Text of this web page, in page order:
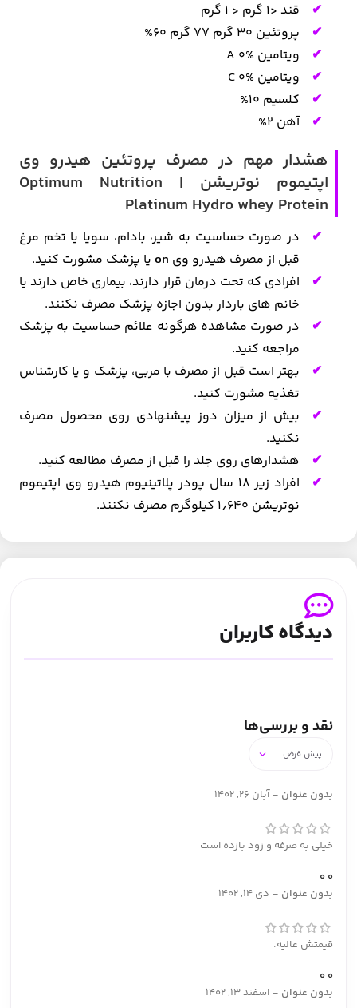
قند <1 گرم < 1 گرم
پروتئین 30 گرم 77 گرم 60%
ویتامین A 0%
ویتامین C 0%
کلسیم 10%
آهن 2%
هشدار مهم در مصرف پروتئین هیدرو وی
اپتیموم نوتریشن | Optimum Nutrition
Platinum Hydro whey Protein
در صورت حساسیت به شیر، بادام، سویا یا تخم مرغ
قبل از مصرف هیدرو وی on یا پزشک مشورت کنید.
افرادی که تحت درمان قرار دارند، بیماری خاص دارند یا
خانم های باردار بدون اجازه پزشک مصرف نکنند.
در صورت مشاهده هرگونه علائم حساسیت به پزشک
مراجعه کنید.
بهتر است قبل از مصرف با مربی، پزشک و یا کارشناس
تغذیه مشورت کنید.
بیش از میزان دوز پیشنهادی روی محصول مصرف
نکنید.
هشدارهای روی جلد را قبل از مصرف مطالعه کنید.
افراد زیر ۱۸ سال پودر پلاتینیوم هیدرو وی اپتیموم
نوتریشن ۱٫640 کیلوگرم مصرف نکنند.
دیدگاه کاربران
نقد و بررسی‌ها
بدون عنوان –آبان 26, 1402
خیلی به صرفه و زود بازده است
0
0
بدون عنوان – دی 14, 1402
قیمتش عالیه.
0
0
بدون عنوان – اسفند 13, 1402